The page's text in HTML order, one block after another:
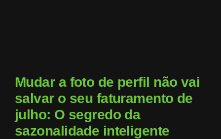
Mudar a foto de perfil não vai
salvar o seu faturamento de
julho: O segredo da
sazonalidade inteligente